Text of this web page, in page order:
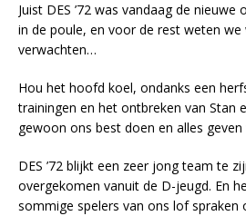
Juist DES ’72 was vandaag de
in de poule, en voor de rest weten we
verwachten…
Hou het hoofd koel, ondanks een
trainingen en het ontbreken van Stan
gewoon ons best doen en alles
DES ’72 blijkt een zeer jong team te
overgekomen vanuit de D-jeugd. En
sommige spelers van ons lof spraken